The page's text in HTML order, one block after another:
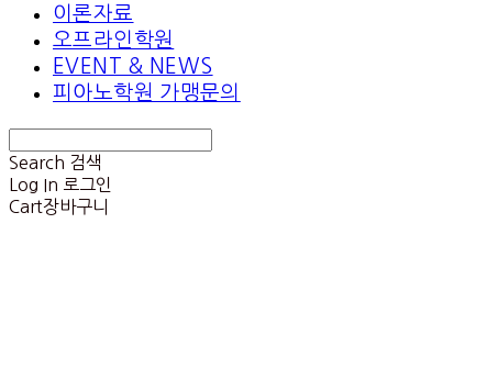
이론자료
오프라인학원
EVENT & NEWS
피아노학원 가맹문의
Search 검색
Log In 로그인
Cart장바구니